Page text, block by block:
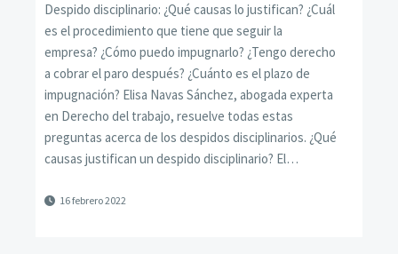
Despido disciplinario: ¿Qué causas lo justifican? ¿Cuál
es el procedimiento que tiene que seguir la
empresa? ¿Cómo puedo impugnarlo? ¿Tengo derecho
a cobrar el paro después? ¿Cuánto es el plazo de
impugnación? Elisa Navas Sánchez, abogada experta
en Derecho del trabajo, resuelve todas estas
preguntas acerca de los despidos disciplinarios. ¿Qué
causas justifican un despido disciplinario? El…
16 febrero 2022